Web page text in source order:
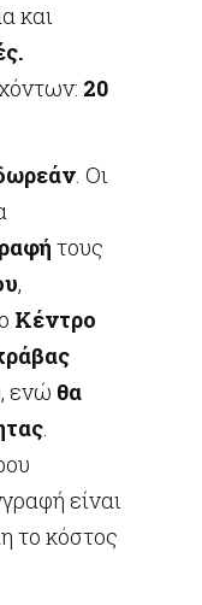
και
20
. Οι
τους
,
Κέντρο
ενώ θα
.
είναι
το κόστος